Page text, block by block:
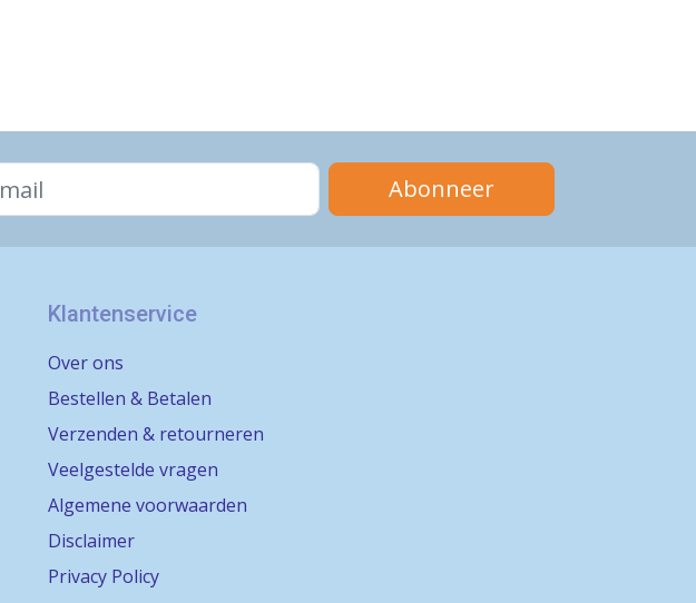
Abonneer
Klantenservice
Over ons
Bestellen & Betalen
Verzenden & retourneren
Veelgestelde vragen
Algemene voorwaarden
Disclaimer
Privacy Policy